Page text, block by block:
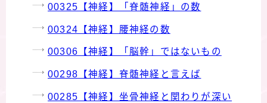
00325【神経】「脊髄神経」の数
00324【神経】腰神経の数
00306【神経】「脳幹」ではないもの
00298【神経】脊髄神経と言えば
00285【神経】坐骨神経と関わりが深い